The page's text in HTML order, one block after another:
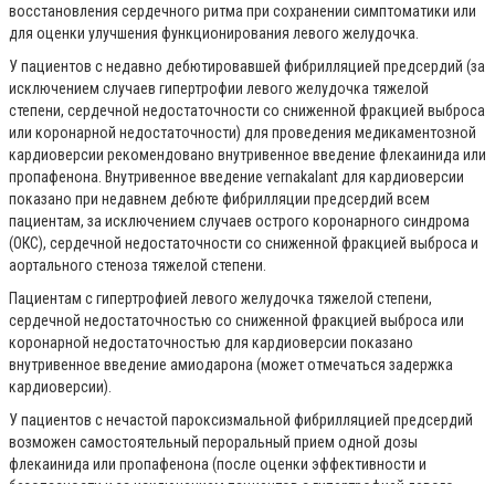
восстановления сердечного ритма при сохранении симптоматики или
для оценки улучшения функционирования левого желудочка.
У пациентов с недавно дебютировавшей фибрилляцией предсердий (за
исключением случаев гипертрофии левого желудочка тяжелой
степени, сердечной недостаточности со сниженной фракцией выброса
или коронарной недостаточности) для проведения медикаментозной
кардиоверсии рекомендовано внутривенное введение флекаинида или
пропафенона. Внутривенное введение vernakalant для кардиоверсии
показано при недавнем дебюте фибрилляции предсердий всем
пациентам, за исключением случаев острого коронарного синдрома
(ОКС), сердечной недостаточности со сниженной фракцией выброса и
аортального стеноза тяжелой степени.
Пациентам с гипертрофией левого желудочка тяжелой степени,
сердечной недостаточностью со сниженной фракцией выброса или
коронарной недостаточностью для кардиоверсии показано
внутривенное введение амиодарона (может отмечаться задержка
кардиоверсии).
У пациентов с нечастой пароксизмальной фибрилляцией предсердий
возможен самостоятельный пероральный прием одной дозы
флекаинида или пропафенона (после оценки эффективности и